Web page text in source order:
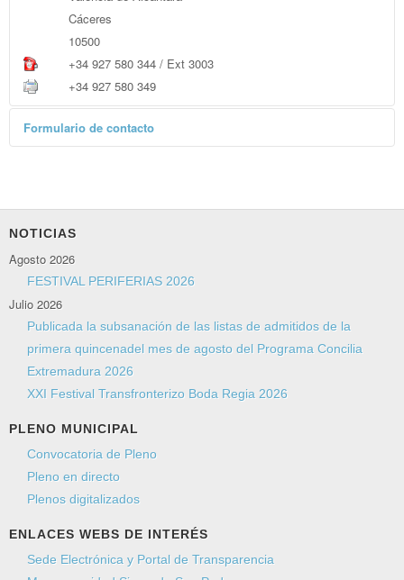
Cáceres
10500
+34 927 580 344 / Ext 3003
+34 927 580 349
Formulario de contacto
Nombre*
Correo electrónico*
Asunto*
NOTICIAS
Agosto 2026
FESTIVAL PERIFERIAS 2026
Julio 2026
Publicada la subsanación de las listas de admitidos de la
primera quincenadel mes de agosto del Programa Concilia
Extremadura 2026
XXI Festival Transfronterizo Boda Regia 2026
PLENO MUNICIPAL
Convocatoria de Pleno
Pleno en directo
Plenos digitalizados
ENLACES WEBS DE INTERÉS
Sede Electrónica y Portal de Transparencia